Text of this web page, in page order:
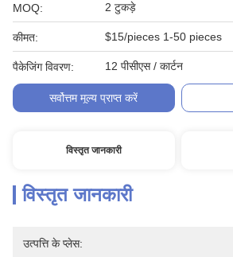
MOQ: 2 टुकड़े
कीमत: $15/pieces 1-50 pieces
पैकेजिंग विवरण: 12 पीसीएस / कार्टन
सर्वोत्तम मूल्य प्राप्त करें
विस्तृत जानकारी
विस्तृत जानकारी
उत्पत्ति के प्लेस: